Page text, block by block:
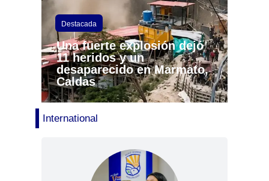
Destacada
Una fuerte explosión dejó
11 heridos y un
desaparecido en Marmato,
Caldas
International